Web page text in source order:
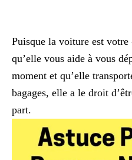
Puisque la voiture est
qu’elle vous aide à vous
moment et qu’elle
bagages, elle a le droit
part.